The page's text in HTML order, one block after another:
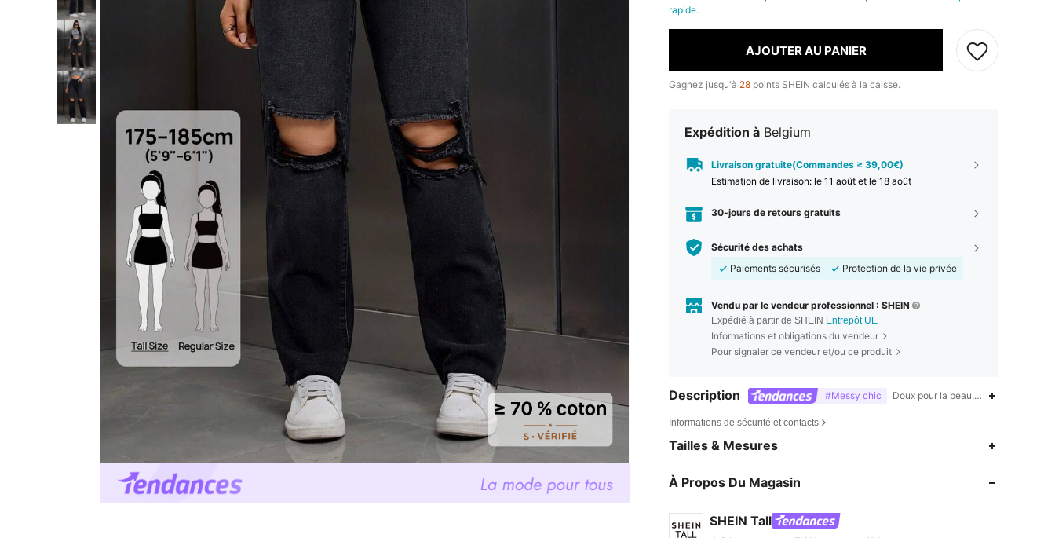
rapide.
AJOUTER AU PANIER
Gagnez jusqu'à 28 points SHEIN calculés à la caisse.
Expédition à Belgium
Livraison gratuite(Commandes ≥ 39,00€)
Estimation de livraison: le 11 août et le 18 août
30-jours de retours gratuits
Sécurité des achats
Paiements sécurisés
Protection de la vie privée
Vendu par le vendeur professionnel : SHEIN
Expédié à partir de SHEIN Entrepôt UE
Informations et obligations du vendeur
Pour signaler ce vendeur et/ou ce produit
Description #Messy chic Doux pour la
Informations de sécurité et contacts
Tailles & Mesures
À Propos Du Magasin
SHEIN Tall
4,81
4,81
7.8K
7.8K